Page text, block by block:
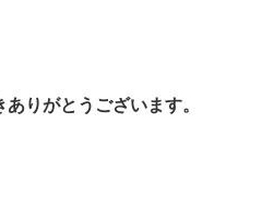
りがとうございます。